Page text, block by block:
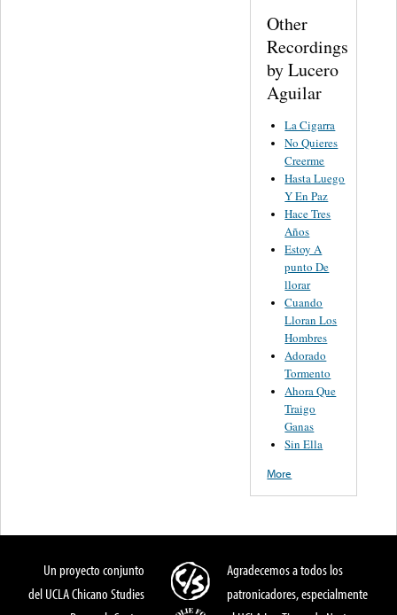
Other
Recordings
by Lucero
Aguilar
La Cigarra
No Quieres
Creerme
Hasta Luego
Y En Paz
Hace Tres
Años
Estoy A
punto De
llorar
Cuando
Lloran Los
Hombres
Adorado
Tormento
Ahora Que
Traigo
Ganas
Sin Ella
More
Un proyecto conjunto
del UCLA Chicano Studies
Agradecemos a todos los
patronicadores, especialmente